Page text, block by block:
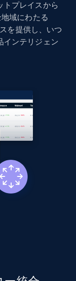
by
by
Rating,
トプレイスから
域にわたる
を提供し、いつ
インテリジェン